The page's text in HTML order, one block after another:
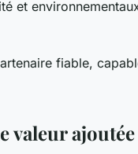
et
fiable,
valeur